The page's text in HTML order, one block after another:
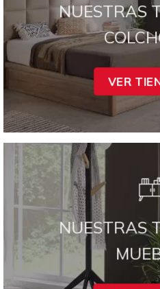
NUESTRAS
VER
NUESTRAS